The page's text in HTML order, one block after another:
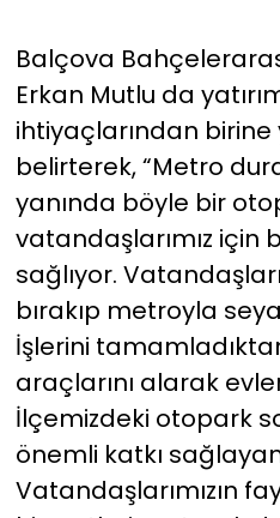
Balçova
Erkan Mutlu da
ihtiyaçlarından birine
belirterek, “Metro
yanında böyle bir
vatandaşlarımız için
sağlıyor.
bırakıp metroyla
İşlerini
araçlarını alarak
İlçemizdeki otopark
önemli katkı
Vatandaşlarımızın